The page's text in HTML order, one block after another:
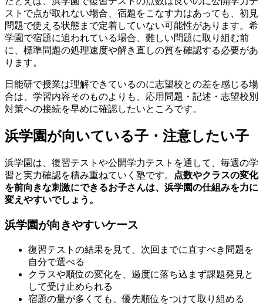
ストで点が取れない場合、宿題をこなす力はあっても、初見
問題で使える状態まで定着していない可能性があります。希
学園で宿題に追われている場合、難しい問題に取り組む前
に、標準問題の処理速度や解き直しの質を確認する必要があ
ります。
日能研で授業は理解できているのに志望校との差を感じる場
合は、学習内容そのものよりも、応用問題・記述・志望校別
対策への接続を早めに確認したいところです。
浜学園が向いている子・注意したい子
浜学園は、復習テストや公開学力テストを通して、毎週の学
習と実力確認を積み重ねていく塾です。
点数やクラスの変化
を前向きな刺激にできるお子さんは、浜学園の仕組みを力に
変えやすいでしょう。
浜学園が向きやすいケース
復習テストの結果を見て、次回までに直すべき問題を
自分で選べる
クラスや順位の変化を、過度に落ち込まず課題発見と
して受け止められる
宿題の量が多くても、優先順位をつけて取り組める